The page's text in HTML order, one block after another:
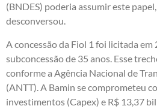
(BNDES) poderia assumir este
desconversou.
A concessão da Fiol 1 foi licitada em
subconcessão de 35 anos. Esse
conforme a Agência Nacional de
(ANTT). A Bamin se comprometeu
investimentos (Capex) e R$ 13,37